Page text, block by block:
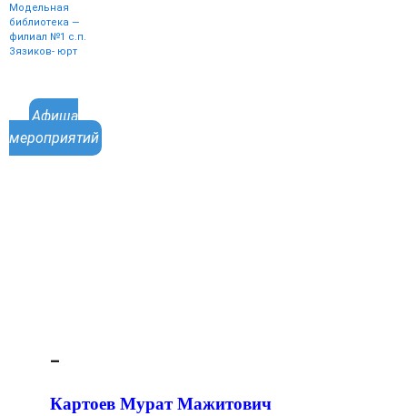
Модельная
библиотека —
филиал №1 с.п.
Зязиков- юрт
Афиша
мероприятий
_
Картоев Мурат Мажитович